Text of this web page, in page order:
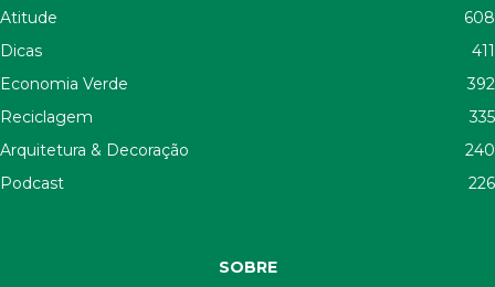
Atitude
608
Dicas
411
Economia Verde
392
Reciclagem
335
Arquitetura & Decoração
240
Podcast
226
SOBRE